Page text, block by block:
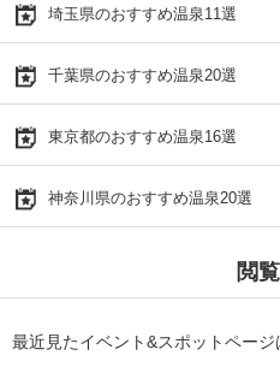
埼玉県のおすすめ温泉11選
千葉県のおすすめ温泉20選
東京都のおすすめ温泉16選
神奈川県のおすすめ温泉20選
閲
最近見たイベント&スポットページ